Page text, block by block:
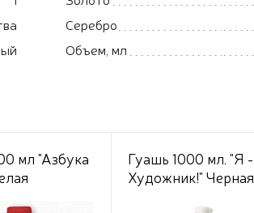
Серебро
Объем, мл
мл "Азбука
Гуашь 1000 мл. "Я -
Художник!" Черная